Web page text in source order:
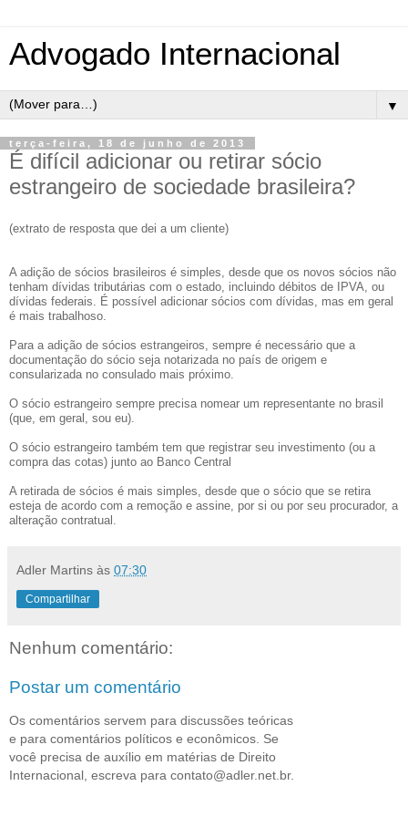
Advogado Internacional
▼
terça-feira, 18 de junho de 2013
É difícil adicionar ou retirar sócio
estrangeiro de sociedade brasileira?
(extrato de resposta que dei a um cliente)
A adição de sócios brasileiros é simples, desde que os novos sócios não
tenham dívidas tributárias com o estado, incluindo débitos de IPVA, ou
dívidas federais. É possível adicionar sócios com dívidas, mas em geral
é mais trabalhoso.
Para a adição de sócios estrangeiros, sempre é necessário que a
documentação do sócio seja notarizada no país de origem e
consularizada no consulado mais próximo.
O sócio estrangeiro sempre precisa nomear um representante no brasil
(que, em geral, sou eu).
O sócio estrangeiro também tem que registrar seu investimento (ou a
compra das cotas) junto ao Banco Central
A retirada de sócios é mais simples, desde que o sócio que se retira
esteja de acordo com a remoção e assine, por si ou por seu procurador, a
alteração contratual.
Adler Martins às 07:30
Compartilhar
Nenhum comentário:
Postar um comentário
Os comentários servem para discussões teóricas
e para comentários políticos e econômicos. Se
você precisa de auxílio em matérias de Direito
Internacional, escreva para contato@adler.net.br.